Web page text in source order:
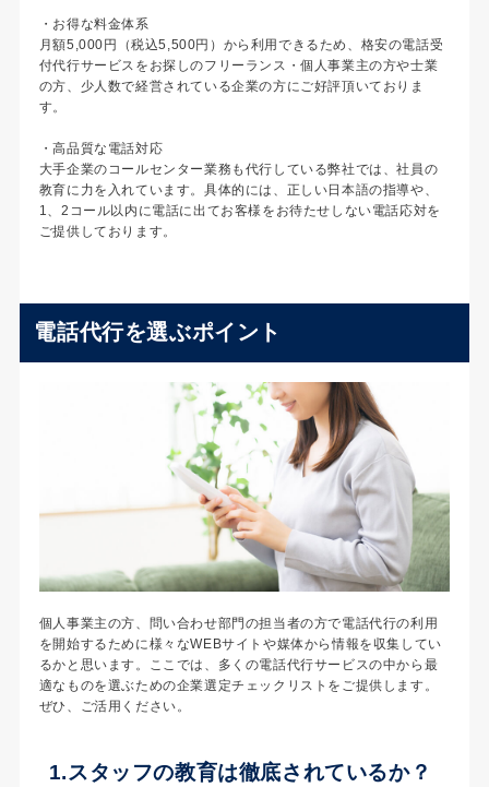
・お得な料金体系
月額5,000円（税込5,500円）から利用できるため、格安の電話受
付代行サービスをお探しのフリーランス・個人事業主の方や士業
の方、少人数で経営されている企業の方にご好評頂いておりま
す。
・高品質な電話対応
大手企業のコールセンター業務も代行している弊社では、社員の
教育に力を入れています。具体的には、正しい日本語の指導や、
1、2コール以内に電話に出てお客様をお待たせしない電話応対を
ご提供しております。
電話代行を選ぶポイント
個人事業主の方、問い合わせ部門の担当者の方で電話代行の利用
を開始するために様々なWEBサイトや媒体から情報を収集してい
るかと思います。ここでは、多くの電話代行サービスの中から最
適なものを選ぶための企業選定チェックリストをご提供します。
ぜひ、ご活用ください。
1.スタッフの教育は徹底されているか？